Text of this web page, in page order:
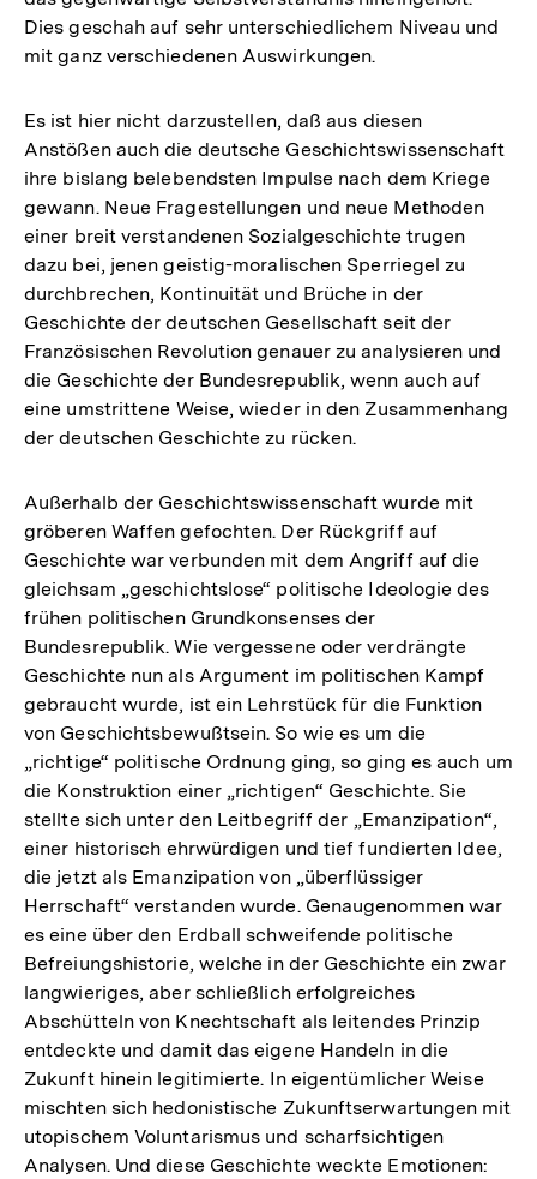
Dies geschah auf sehr unterschiedlichem Niveau und
mit ganz verschiedenen Auswirkungen.
Es ist hier nicht darzustellen, daß aus diesen
Anstößen auch die deutsche Geschichtswissenschaft
ihre bislang belebendsten Impulse nach dem Kriege
gewann. Neue Fragestellungen und neue Methoden
einer breit verstandenen Sozialgeschichte trugen
dazu bei, jenen geistig-moralischen Sperriegel zu
durchbrechen, Kontinuität und Brüche in der
Geschichte der deutschen Gesellschaft seit der
Französischen Revolution genauer zu analysieren und
die Geschichte der Bundesrepublik, wenn auch auf
eine umstrittene Weise, wieder in den Zusammenhang
der deutschen Geschichte zu rücken.
Außerhalb der Geschichtswissenschaft wurde mit
gröberen Waffen gefochten. Der Rückgriff auf
Geschichte war verbunden mit dem Angriff auf die
gleichsam „geschichtslose“ politische Ideologie des
frühen politischen Grundkonsenses der
Bundesrepublik. Wie vergessene oder verdrängte
Geschichte nun als Argument im politischen Kampf
gebraucht wurde, ist ein Lehrstück für die Funktion
von Geschichtsbewußtsein. So wie es um die
„richtige“ politische Ordnung ging, so ging es auch um
die Konstruktion einer „richtigen“ Geschichte. Sie
stellte sich unter den Leitbegriff der „Emanzipation“,
einer historisch ehrwürdigen und tief fundierten Idee,
die jetzt als Emanzipation von „überflüssiger
Herrschaft“ verstanden wurde. Genaugenommen war
es eine über den Erdball schweifende politische
Befreiungshistorie, welche in der Geschichte ein zwar
langwieriges, aber schließlich erfolgreiches
Abschütteln von Knechtschaft als leitendes Prinzip
entdeckte und damit das eigene Handeln in die
Zukunft hinein legitimierte. In eigentümlicher Weise
mischten sich hedonistische Zukunftserwartungen mit
utopischem Voluntarismus und scharfsichtigen
Analysen. Und diese Geschichte weckte Emotionen: